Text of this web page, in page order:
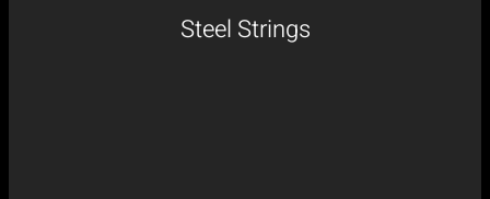
Steel Strings